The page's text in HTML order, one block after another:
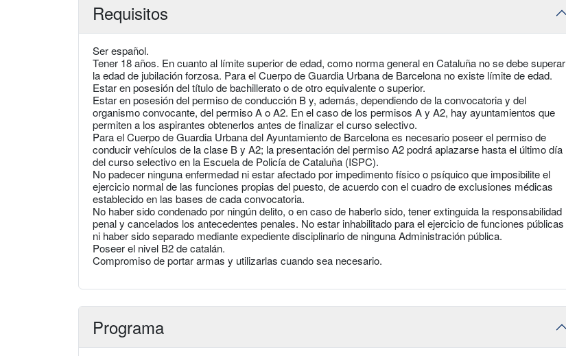
Requisitos
Ser español.
Tener 18 años. En cuanto al límite superior de edad, como norma general en Cataluña no se debe superar
la edad de jubilación forzosa. Para el Cuerpo de Guardia Urbana de Barcelona no existe límite de edad.
Estar en posesión del título de bachillerato o de otro equivalente o superior.
Estar en posesión del permiso de conducción B y, además, dependiendo de la convocatoria y del
organismo convocante, del permiso A o A2. En el caso de los permisos A y A2, hay ayuntamientos que
permiten a los aspirantes obtenerlos antes de finalizar el curso selectivo.
Para el Cuerpo de Guardia Urbana del Ayuntamiento de Barcelona es necesario poseer el permiso de
conducir vehículos de la clase B y A2; la presentación del permiso A2 podrá aplazarse hasta el último día
del curso selectivo en la Escuela de Policía de Cataluña (ISPC).
No padecer ninguna enfermedad ni estar afectado por impedimento físico o psíquico que imposibilite el
ejercicio normal de las funciones propias del puesto, de acuerdo con el cuadro de exclusiones médicas
establecido en las bases de cada convocatoria.
No haber sido condenado por ningún delito, o en caso de haberlo sido, tener extinguida la responsabilidad
penal y cancelados los antecedentes penales. No estar inhabilitado para el ejercicio de funciones públicas
ni haber sido separado mediante expediente disciplinario de ninguna Administración pública.
Poseer el nivel B2 de catalán.
Compromiso de portar armas y utilizarlas cuando sea necesario.
Programa